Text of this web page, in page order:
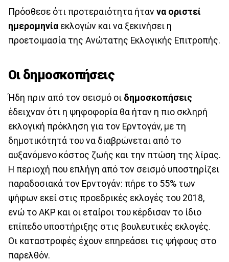
Πρόσθεσε ότι προτεραιότητα ήταν να οριστεί
ημερομηνία εκλογών και να ξεκινήσει η
προετοιμασία της Ανώτατης Εκλογικής Επιτροπής.
Οι δημοσκοπήσεις
Ήδη πριν από τον σεισμό οι δημοσκοπήσεις
έδειχναν ότι η ψηφοφορία θα ήταν η πιο σκληρή
εκλογική πρόκληση για τον Ερντογάν, με τη
δημοτικότητά του να διαβρώνεται από το
αυξανόμενο κόστος ζωής και την πτώση της λίρας.
Η περιοχή που επλήγη από τον σεισμό υποστηρίζει
παραδοσιακά τον Ερντογάν: πήρε το 55% των
ψήφων εκεί στις προεδρικές εκλογές του 2018,
ενώ το AKP και οι εταίροι του κέρδισαν το ίδιο
επίπεδο υποστήριξης στις βουλευτικές εκλογές.
Οι καταστροφές έχουν επηρεάσει τις ψήφους στο
παρελθόν.